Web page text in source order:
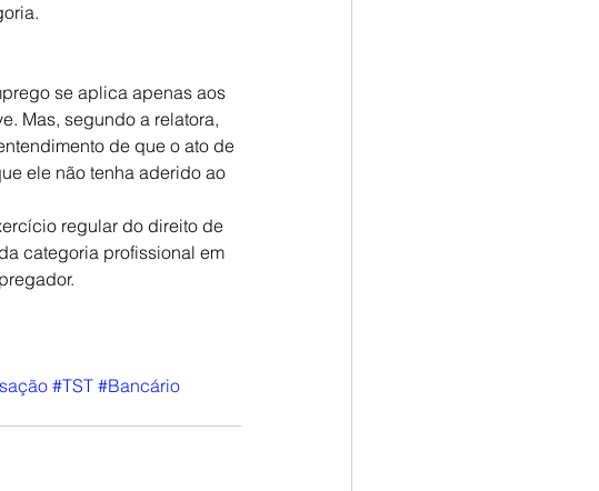
se aplica apenas aos
Mas, segundo a relatora,
de que o ato de
ele não tenha aderido ao
regular do direito de
categoria profissional em
#TST #Bancário